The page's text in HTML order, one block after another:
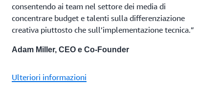
consentendo ai team nel settore dei media di
concentrare budget e talenti sulla differenziazione
creativa piuttosto che sull’implementazione tecnica.”
Adam Miller, CEO e Co-Founder
Ulteriori informazioni